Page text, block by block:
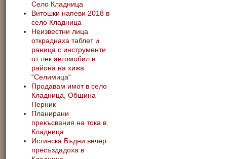
Село Кладница
Витошки напеви 2018 в
село Кладница
Неизвестни лица
откраднаха таблет и
раница с инструменти
от лек автомобил в
района на хижа
“Селимица“
Продавам имот в село
Кладница, Община
Перник
Планирани
прекъсвания на тока в
Кладница
Истинска Бъдни вечер
пресъздадоха в